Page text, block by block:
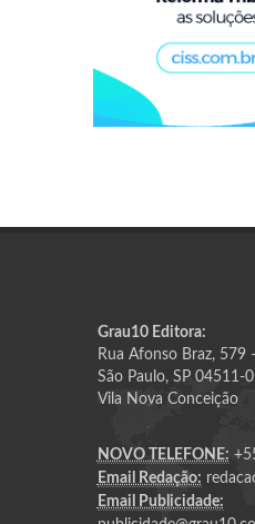
Grau10 Editora:
Rua Afonso Braz, 579
São Paulo, SP 04511-
Vila Nova Conceição
NOVO TELEFONE:
Email Redação:
Email Publicidade: